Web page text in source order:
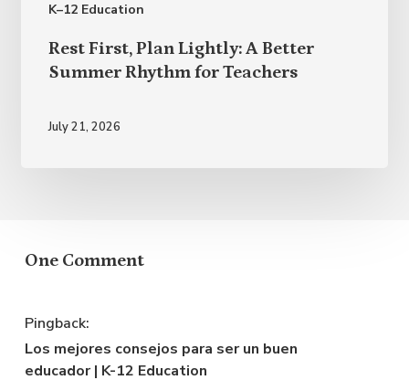
K–12 Education
Rest
First,
Lightly:
Rest First, Plan Lightly: A Better
Summer Rhythm for Teachers
July 21, 2026
One Comment
Pingback:
Los mejores consejos para ser un buen
educador | K-12 Education